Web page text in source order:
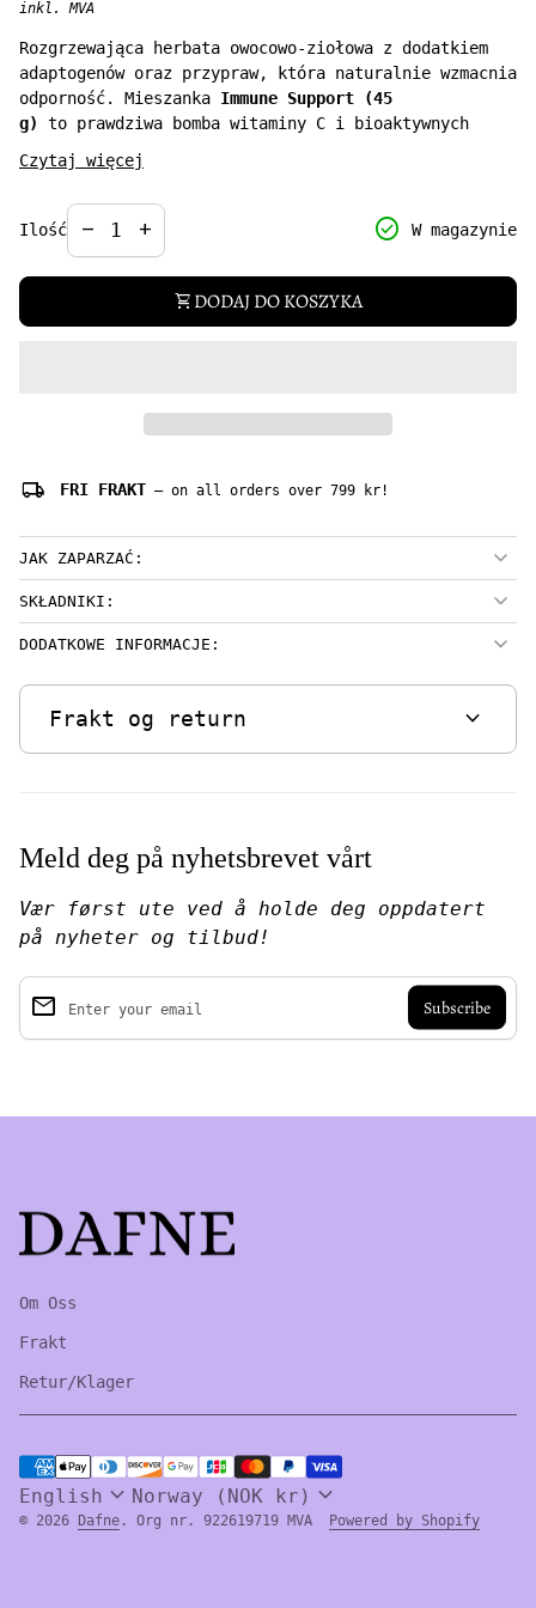
inkl. MVA
Rozgrzewająca herbata owocowo-ziołowa z dodatkiem
adaptogenów oraz przypraw, która naturalnie wzmacnia
odporność. Mieszanka Immune Support (45
g)
to prawdziwa bomba witaminy C i bioaktywnych
źródłem kapsaicyny, o właściwościach antyzapalnych,
Czytaj więcej
Ilość
Decrease quantity for
remove
Increase quantity for
add check_circle W magazynie
shopping_cart DODAJ DO KOSZYKA
local_shipping FRI FRAKT — on all orders over 799 kr!
JAK ZAPARZAĆ:
SKŁADNIKI:
DODATKOWE INFORMACJE:
Frakt og return expand_more
Meld deg på nyhetsbrevet vårt
Vær først ute ved å holde deg oppdatert
på nyheter og tilbud!
Enter your email
email
Om Oss
Frakt
Retur/Klager
Payment methods
English expand_more Norway (NOK kr) expand_more
© 2026 Dafne . Org nr. 922619719 MVA Powered by Shopify(link